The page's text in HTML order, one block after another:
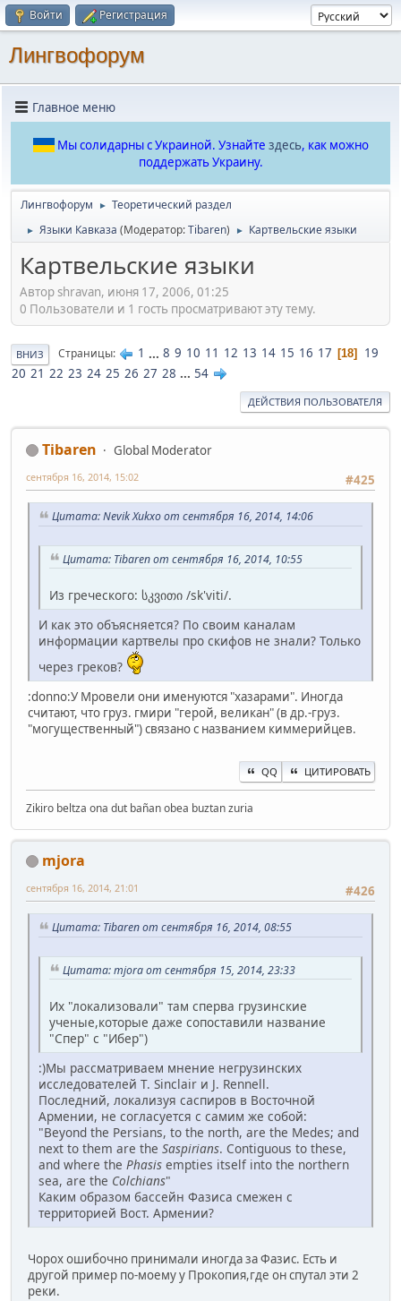
Войти Регистрация
Лингвофорум
Главное меню
Мы солидарны с Украиной. Узнайте здесь, как можно
поддержать Украину.
Лингвофорум ► Теоретический раздел
► Языки Кавказа (Модератор:Tibaren) ► Картвельские языки
Картвельские языки
Автор shravan, июня 17, 2006, 01:25
0 Пользователи и 1 гость просматривают эту тему.
ВНИЗ Страницы 1 ... 8 9 10 11 12 13 14 15 16 17 18
19
20 21 22 23 24 25 26 27 28 ... 54
ДЕЙСТВИЯ ПОЛЬЗОВАТЕЛЯ
Tibaren
Global Moderator
#425
сентября 16, 2014, 15:02
Цитата: Nevik Xukxo от сентября 16, 2014, 14:06
Цитата: Tibaren от сентября 16, 2014, 10:55
Из греческого: სკვითი /sk'viti/.
И как это объясняется? По своим каналам
информации картвелы про скифов не знали? Только
через греков?
:donno:У Мровели они именуются "хазарами". Иногда
считают, что груз. гмири "герой, великан" (в др.-груз.
"могущественный") связано с названием киммерийцев.
QQ ЦИТИРОВАТЬ
Zikiro beltza ona dut bañan obea buztan zuria
mjora
#426
сентября 16, 2014, 21:01
Цитата: Tibaren от сентября 16, 2014, 08:55
Цитата: mjora от сентября 15, 2014, 23:33
Их "локализовали" там сперва грузинские
ученые,которые даже сопоставили название
"Спер" с "Ибер")
:)Мы рассматриваем мнение негрузинских
исследователей T. Sinclair и J. Rennell.
Последний, локализуя саспиров в Восточной
Армении, не согласуется с самим же собой:
"Beyond the Persians, to the north, are the Medes; and
next to them are the Saspirians. Contiguous to these,
and where the Phasis empties itself into the northern
sea, are the Colchians"
Каким образом бассейн Фазиса смежен с
территорией Вост. Армении?
Чорох ошибочно принимали иногда за Фазис. Есть и
другой пример по-моему у Прокопия,где он спутал эти 2
реки.